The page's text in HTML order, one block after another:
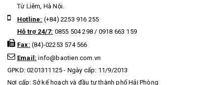
Từ Liêm, Hà Nội.
Hotline: (+84) 2253 916 255
Hỗ trợ 24/7: 0855 504 298 / 0918 663 159
Fax: (84)-02253 574 566
Email: info@baotien.com.vn
GPKD: 0201311125 - Ngày cấp: 11/9/2013
Nơi cấp: Sở kế hoạch và đầu tư thành phố Hải Phòng